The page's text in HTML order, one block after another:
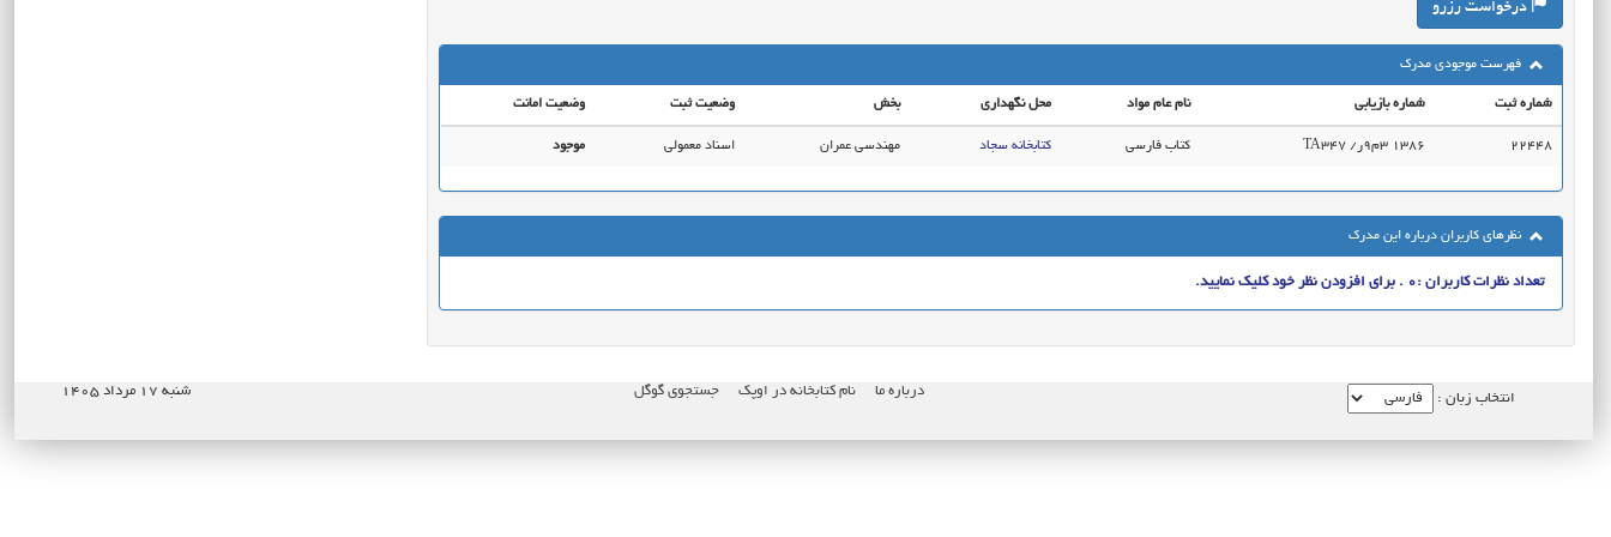
درخواست رزرو
فهرست موجودی مدرک
شماره ثبت شماره بازیابی نام عام مواد محل نگهداری بخش وضعیت ثبت وضعیت امانت
22448 TA347 ‭/ر9م3 1386 کتاب فارسی کتابخانه سجاد مهندسي عمران اسناد معمولی موجود
نظرهای کاربران درباره این مدرک
تعداد نظرات کاربران :0 . برای افزودن نظر خود کلیک نمایید.
درباره ما نام کتابخانه در اوپک جستجوی گوگل شنبه ۱۷ مرداد ۱۴۰۵ انتخاب زبان :